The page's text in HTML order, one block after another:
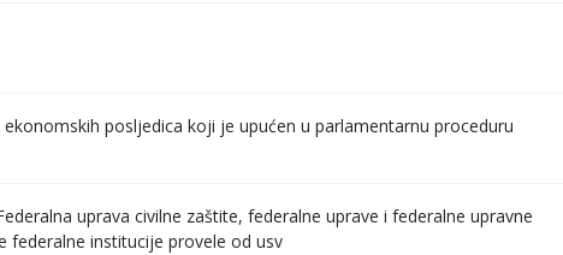
posljedica koji je upućen u parlamentarnu proceduru
uprava civilne zaštite, federalne uprave i federalne upravne
federalne institucije provele od usv